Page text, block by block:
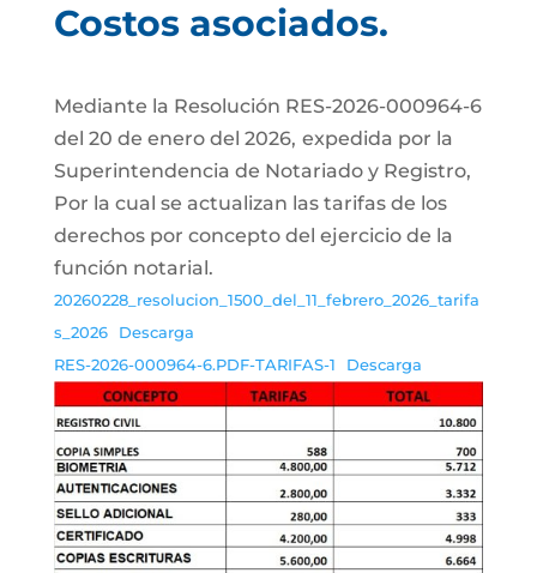
Costos asociados.
Mediante la Resolución RES-2026-000964-6
del 20 de enero del 2026, expedida por la
Superintendencia de Notariado y Registro,
Por la cual se actualizan las tarifas de los
derechos por concepto del ejercicio de la
función notarial.
20260228_resolucion_1500_del_11_febrero_2026_tarifa
s_2026
Descarga
RES-2026-000964-6.PDF-TARIFAS-1
Descarga